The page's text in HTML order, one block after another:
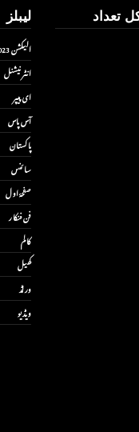
تعداد لیبلز
الیکشن 2023
انٹر نیشنل
ای پیپر
آس پاس
پاکستان
سائنس
صفحۂ اول
فن فنکار
کالم
کھیل
ورلڈ
ویڈیو